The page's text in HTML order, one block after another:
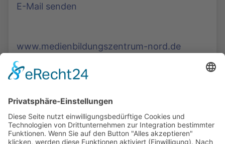
E-Mail senden
www.medienbildungszentrum-nord.de
Podcasts, Themen und Informationen.
Entdecken Sie unser Forum für Medien, Bildung